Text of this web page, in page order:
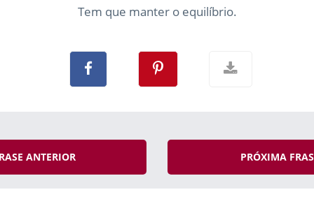
Tem que manter o equilíbrio.
ANTERIOR PRÓXIMA